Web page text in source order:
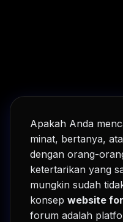
Apakah Anda
minat, bertanya,
dengan orang-
ketertarikan yang
mungkin sudah
konsep website
forum adalah